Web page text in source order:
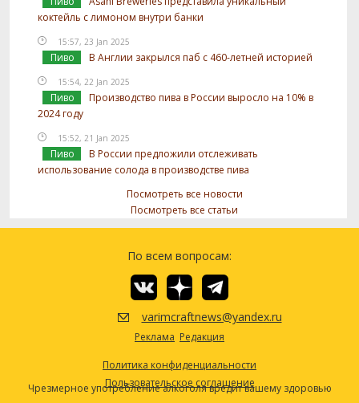
коктейль с лимоном внутри банки
15:57, 23 Jan 2025
Пиво В Англии закрылся паб с 460-летней историей
15:54, 22 Jan 2025
Пиво
Производство пива в России выросло на 10% в
2024 году
15:52, 21 Jan 2025
Пиво
В России предложили отслеживать
использование солода в производстве пива
Посмотреть все новости
Посмотреть все статьи
По всем вопросам:
varimcraftnews@yandex.ru
Реклама Редакция
Политика конфиденциальности
Пользовательское соглашение
Чрезмерное употребление алкоголя вредит вашему здоровью